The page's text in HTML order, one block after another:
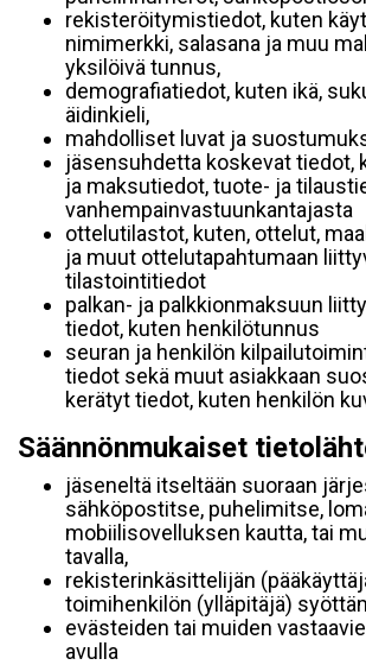
rekisteröitymistiedot, kuten
nimimerkki, salasana ja muu
yksilöivä tunnus,
demografiatiedot, kuten ikä,
äidinkieli,
mahdolliset luvat ja
jäsensuhdetta koskevat tiedot,
ja maksutiedot, tuote- ja
vanhempainvastuunkantajasta
ottelutilastot, kuten, ottelut,
ja muut ottelutapahtumaan
tilastointitiedot
palkan- ja palkkionmaksuun
tiedot, kuten henkilötunnus
seuran ja henkilön
tiedot sekä muut asiakkaan
kerätyt tiedot, kuten henkilön
Säännönmukaiset
jäseneltä itseltään suoraan
sähköpostitse, puhelimitse,
mobiilisovelluksen kautta, tai
tavalla,
rekisterinkäsittelijän
toimihenkilön (ylläpitäjä)
evästeiden tai muiden
avulla